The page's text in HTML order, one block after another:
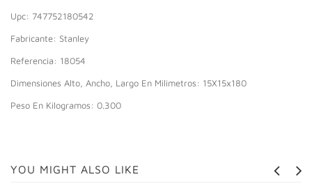
Upc: 747752180542
Fabricante: Stanley
Referencia: 18054
Dimensiones Alto, Ancho, Largo En Milimetros: 15X15x180
Peso En Kilogramos: 0.300
YOU MIGHT ALSO LIKE